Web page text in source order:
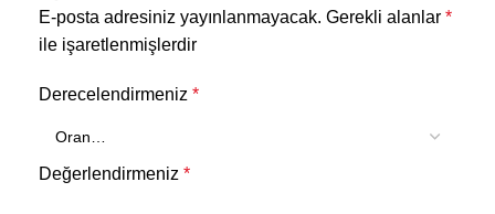
E-posta adresiniz yayınlanmayacak. Gerekli alanlar *
ile işaretlenmişlerdir
Derecelendirmeniz *
Değerlendirmeniz *